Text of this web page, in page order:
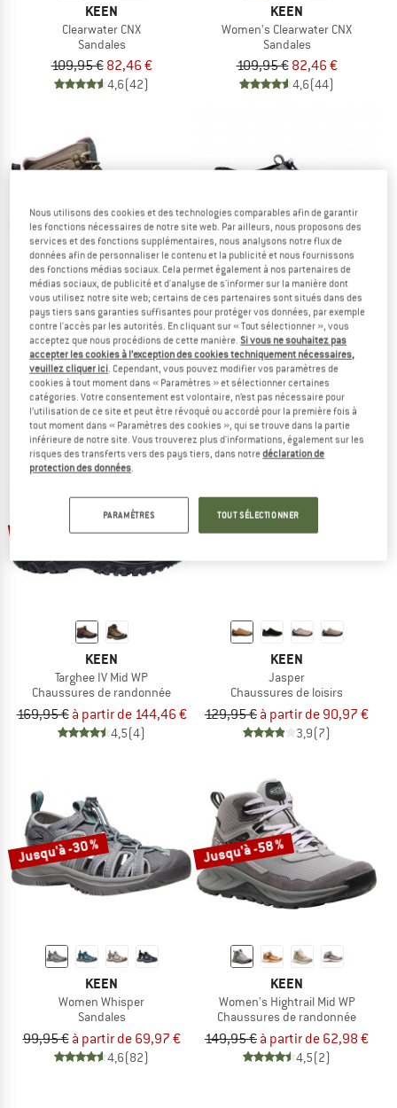
KEEN
Clearwater CNX
Sandales
109,95 € 82,46 €
4,6(42)
KEEN
Women's Clearwater CNX
Sandales
109,95 € 82,46 €
4,6(44)
KEEN
Women's Targhee IV Mid WP
Chaussures de randonnée
169,95 €
4,8(4)
Jusqu'à -50 %
KEEN
Women's Ravine H2
Sandales
99,95 €à partir de 49,98 €
4,3(8)
Jusqu'à -15 %
KEEN
Targhee IV Mid WP
Chaussures de randonnée
169,95 € à partir de 144,46 €
4,5(4)
Jusqu'à -30 %
KEEN
Jasper
Chaussures de loisirs
129,95 € à partir de 90,97 €
3,9(7)
Jusqu'à -30 %
KEEN
Women Whisper
Sandales
99,95 € à partir de 69,97 €
4,6(82)
Jusqu'à -58 %
KEEN
Women's Hightrail Mid WP
Chaussures de randonnée
149,95 € à partir de 62,98 €
4,5(2)
Nous utilisons des cookies et des technologies comparables afin de garantir
les fonctions nécessaires de notre site web. Par ailleurs, nous proposons des
services et des fonctions supplémentaires, nous analysons notre flux de
données afin de personnaliser le contenu et la publicité et nous fournissons
des fonctions médias sociaux. Cela permet également à nos partenaires de
médias sociaux, de publicité et d'analyse de s'informer sur la manière dont
vous utilisez notre site web; certains de ces partenaires sont situés dans des
pays tiers sans garanties suffisantes pour protéger vos données, par exemple
contre l'accès par les autorités. En cliquant sur « Tout sélectionner », vous
acceptez que nous procédions de cette manière.Si vous ne souhaitez pas
accepter les cookies à l’exception des cookies techniquement nécessaires,
veuillez cliquer ici. Cependant, vous pouvez modifier vos paramètres de
cookies à tout moment dans « Paramètres » et sélectionner certaines
catégories. Votre consentement est volontaire, n’est pas nécessaire pour
l’utilisation de ce site et peut être révoqué ou accordé pour la première fois à
tout moment dans « Paramètres des cookies », qui se trouve dans la partie
inférieure de notre site. Vous trouverez plus d'informations, également sur les
risques des transferts vers des pays tiers, dans notredéclaration de
protection des données.
PARAMÈTRES TOUT SÉLECTIONNER